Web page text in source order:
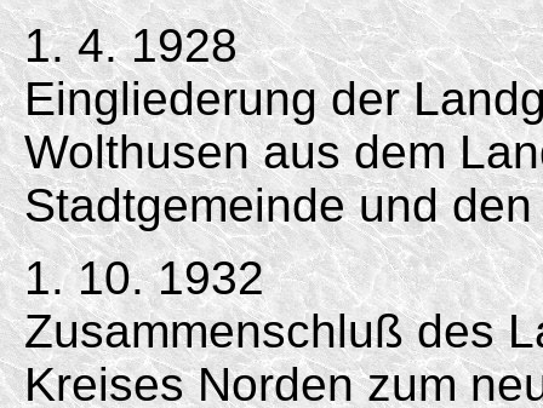
1. 4. 1928
Eingliederung der
Wolthusen aus dem
Stadtgemeinde und
1. 10. 1932
Zusammenschluß des
Kreises Norden zum